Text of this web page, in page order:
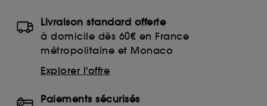
Livraison standard offerte
à domicile dès 60€ en France
métropolitaine et Monaco
Explorer l'offre
Paiements sécurisés